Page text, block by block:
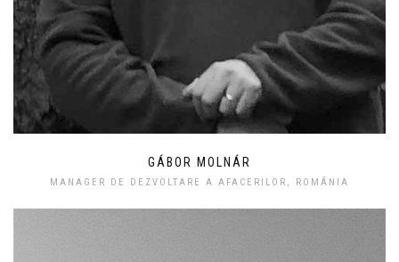
GÁBOR MOLNÁR
MANAGER DE DEZVOLTARE A AFACERILOR, ROMÂNIA